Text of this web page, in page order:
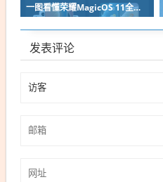
一图看懂荣耀MagicOS 11全新双架构：安卓底层重构 液态玻璃效果拉满
发表评论